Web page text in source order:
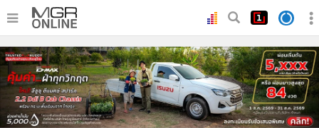
• หน้าหลัก
• ทันเหตุการณ์
• ภาคใต้
• ภูมิภาค